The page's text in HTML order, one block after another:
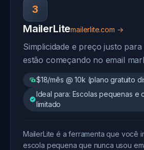
3
MailerLitemailerlite.com →
Simplicidade e preço justo
estão começando no email
$18/mês @ 10k (plano gratuito
Ideal para: Escolas pequenas e
limitado
MailerLite é a ferramenta que você
escola pequena que nunca usou